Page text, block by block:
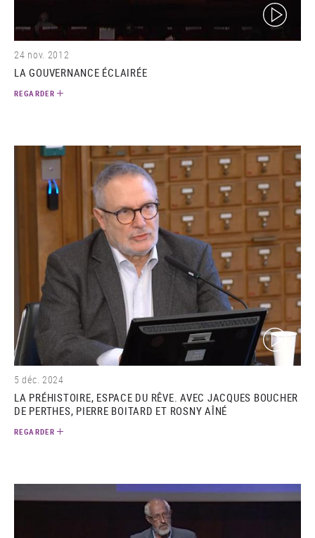
(video)
24 nov. 2012
LA GOUVERNANCE ÉCLAIRÉE
REGARDER
(video)
5 déc. 2024
LA PRÉHISTOIRE, ESPACE DU RÊVE. AVEC JACQUES BOUCHER
DE PERTHES, PIERRE BOITARD ET ROSNY AÎNÉ
REGARDER